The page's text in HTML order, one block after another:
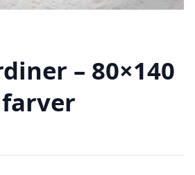
– 80×140